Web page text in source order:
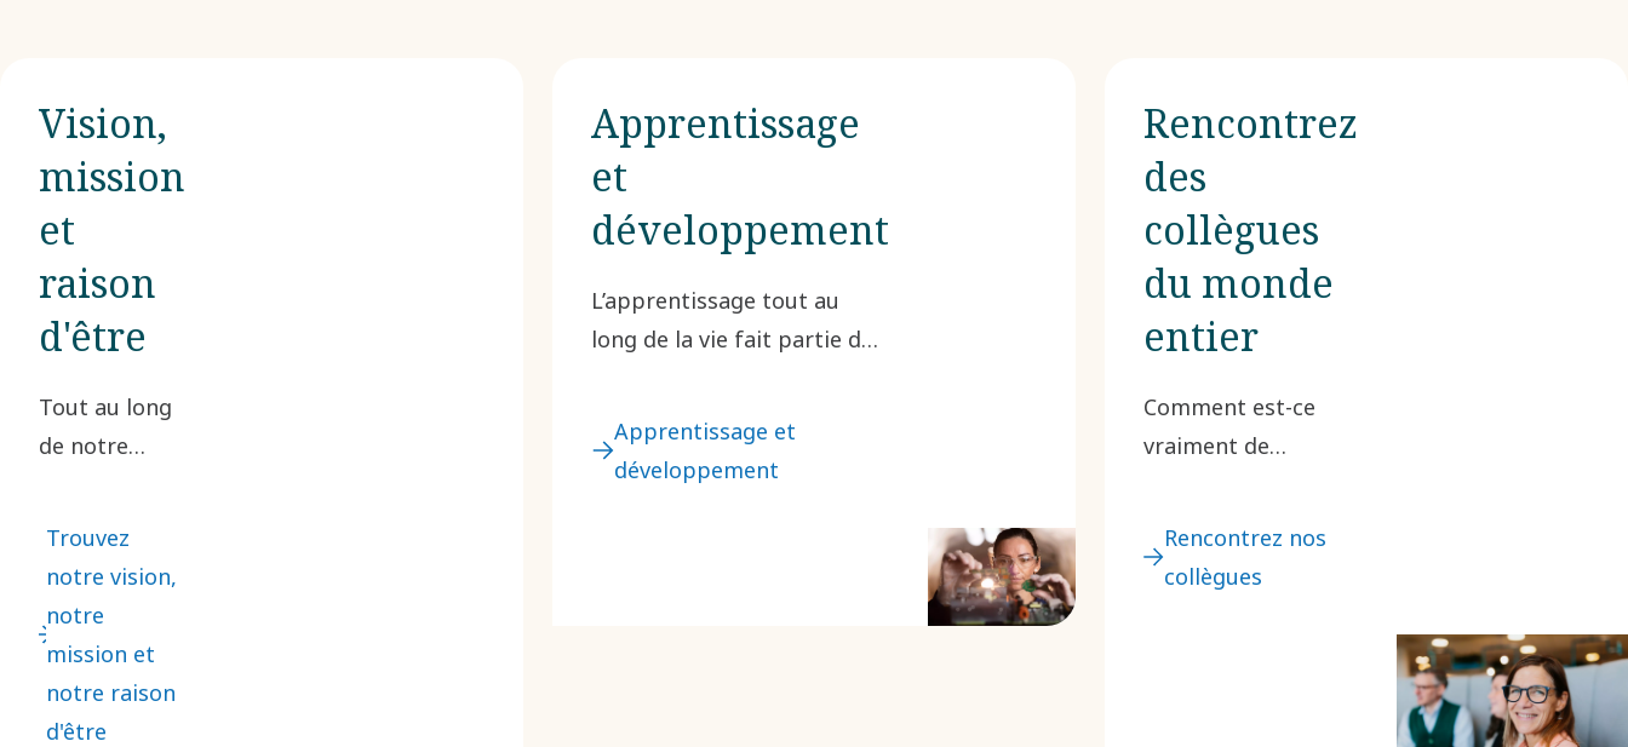
Vision,
mission
et
raison
d'être
Tout au long
de notre
histoire, nous
n’avons
jamais cessé
de
développer
de nouvelles
Trouvez
notre vision,
notre
mission et
notre raison
d'être
Apprentissage
et
développement
L’apprentissage tout au
long de la vie fait partie de
culture favorise activement
l’apprentissage, pour le
Apprentissage et
développement
Rencontrez
des
collègues
du monde
entier
Comment est-ce
vraiment de
organisation
mondiale comme la
Rencontrez nos
collègues